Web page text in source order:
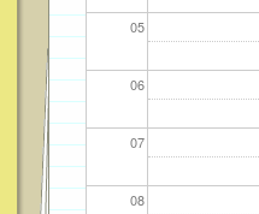
05
06
07
08